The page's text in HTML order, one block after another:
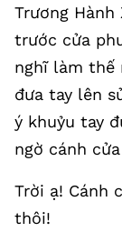
Trương
trước cửa
nghĩ làm thế
đưa tay lên
ý khuỷu tay
ngờ cánh
Trời ạ! Cánh
thôi!